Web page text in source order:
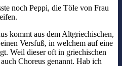
noch Peppi, die Töle von Frau
kommt aus dem Altgriechischen,
Versfuß, in welchem auf eine
Weil dieser oft in griechischen
Choreus genannt. Hab ich